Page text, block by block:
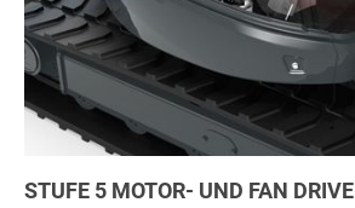
STUFE 5 MOTOR- UND FAN